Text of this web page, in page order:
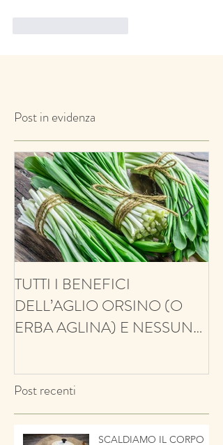
Post in evidenza
TUTTI I BENEFICI
DELL’AGLIO ORSINO (O
ERBA AGLINA) E NESSUN
Post recenti
SCALDIAMO IL CORPO